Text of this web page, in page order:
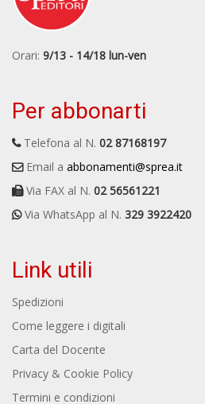
Orari: 9/13 - 14/18 lun-ven
Per abbonarti
Telefona al N. 02 87168197
Email a abbonamenti@sprea.it
Via FAX al N. 02 56561221
Via WhatsApp al N. 329 3922420
Link utili
Spedizioni
Come leggere i digitali
Carta del Docente
Privacy & Cookie Policy
Termini e condizioni